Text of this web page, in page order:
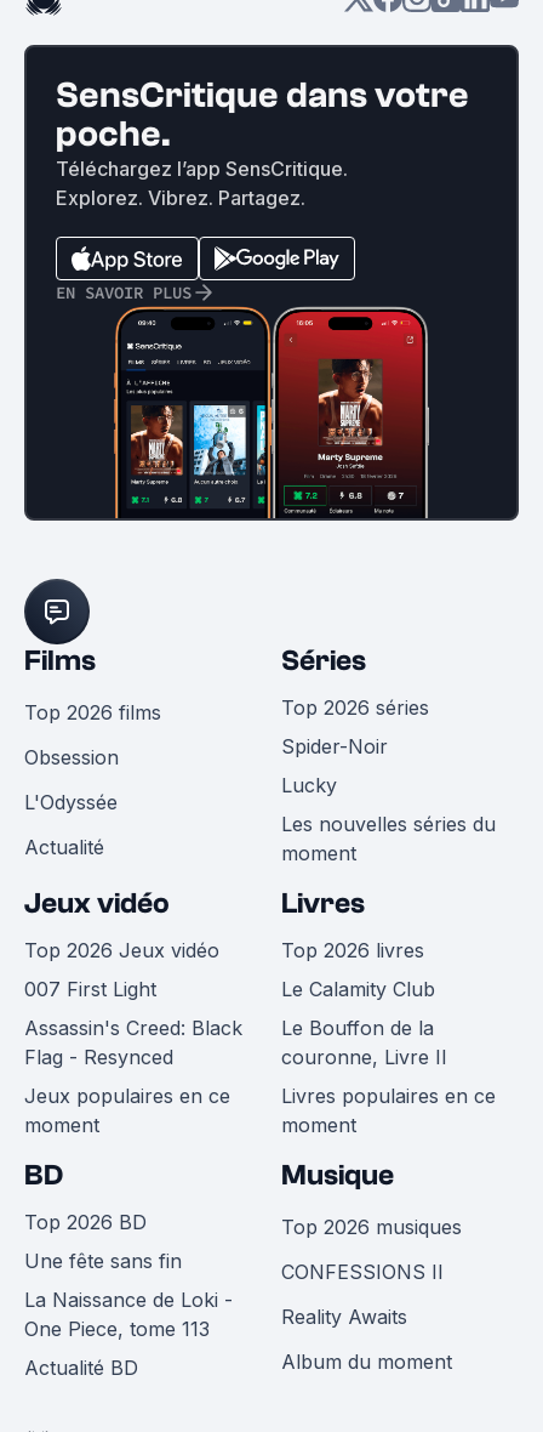
SensCritique dans votre
poche.
Téléchargez l’app SensCritique.
Explorez. Vibrez. Partagez.
EN SAVOIR PLUS
Films
Top 2026 films
Obsession
L'Odyssée
Actualité
Séries
Top 2026 séries
Spider-Noir
Lucky
Les nouvelles séries du
moment
Jeux vidéo
Top 2026 Jeux vidéo
007 First Light
Assassin's Creed: Black
Flag - Resynced
Jeux populaires en ce
moment
Livres
Top 2026 livres
Le Calamity Club
Le Bouffon de la
couronne, Livre II
Livres populaires en ce
moment
BD
Top 2026 BD
Une fête sans fin
La Naissance de Loki -
One Piece, tome 113
Actualité BD
Musique
Top 2026 musiques
CONFESSIONS II
Reality Awaits
Album du moment